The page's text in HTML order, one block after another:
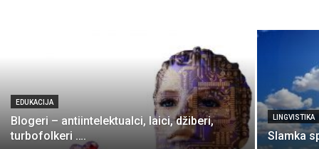
EDUKACIJA
Blogeri – antiintelektualci, laici, džiberi,
turbofolkeri ….
LINGVISTIKA
Slamka